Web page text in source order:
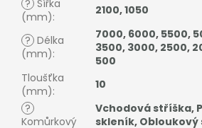
? Šířka
(mm): 2100,1050
? Délka
(mm):
7000, 6000, 5500,
3500, 3000, 2500,
500
Tloušťka
(mm):
10
?
Komůrkový
Vchodová stříška,
skleník, Obloukový